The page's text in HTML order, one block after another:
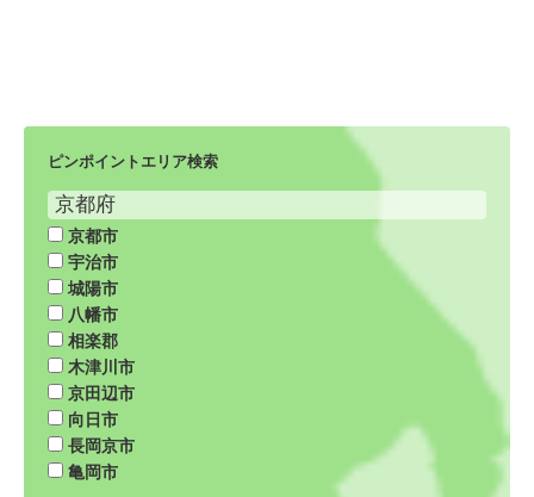
ピンポイントエリア検索
京都府
京都市
宇治市
城陽市
八幡市
相楽郡
木津川市
京田辺市
向日市
長岡京市
亀岡市